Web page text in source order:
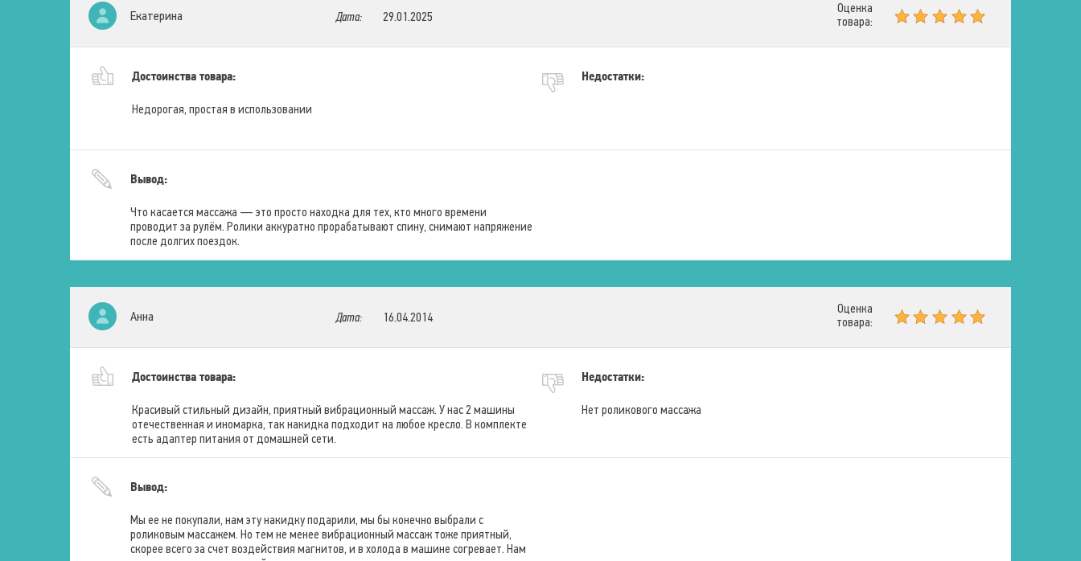
Поясница
Ягодицы
Екатерина Дата: 29.01.2025
Оценка
товара:
Достоинства товара:
Недорогая, простая в использовании
Недостатки:
Вывод:
Что касается массажа — это просто находка для тех, кто много времени
проводит за рулём. Ролики аккуратно прорабатывают спину, снимают напряжение
после долгих поездок.
Анна Дата: 16.04.2014
Оценка
товара:
Достоинства товара:
Красивый стильный дизайн, приятный вибрационный массаж. У нас 2 машины
отечественная и иномарка, так накидка подходит на любое кресло. В комплекте
есть адаптер питания от домашней сети.
Недостатки:
Нет роликового массажа
Вывод:
Мы ее не покупали, нам эту накидку подарили, мы бы конечно выбрали с
роликовым массажем. Но тем не менее вибрационный массаж тоже приятный,
скорее всего за счет воздействия магнитов, и в холода в машине согревает. Нам